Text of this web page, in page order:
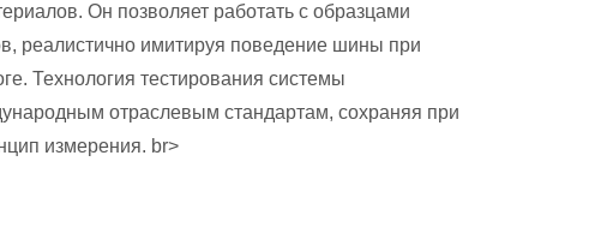
Он позволяет работать с образцами
реалистично имитируя поведение шины при
Технология тестирования системы
отраслевым стандартам, сохраняя при
измерения. br>